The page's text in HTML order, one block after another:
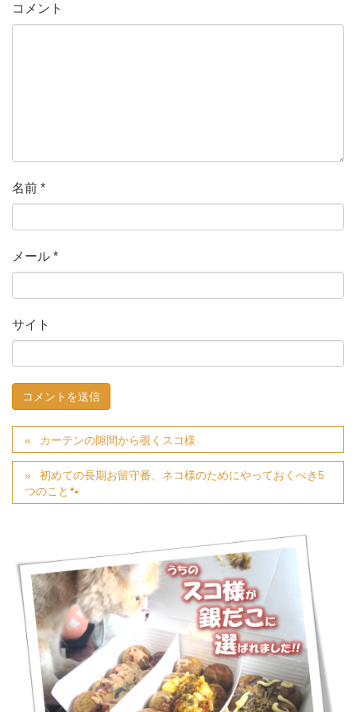
コメント
名前 *
メール *
サイト
カーテンの隙間から覗くスコ様
初めての長期お留守番、ネコ様のためにやっておくべき5
つのこと🐾